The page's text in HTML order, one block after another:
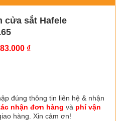
cửa sắt Hafele
₫Giá
đúng thông tin liên hệ & nhận
nhận đơn hàng và phí vận
hàng. Xin cảm ơn!